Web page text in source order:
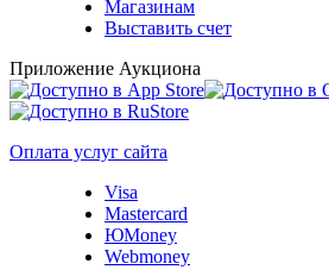
Магазинам
Выставить счет
Приложение Аукциона
Оплата услуг сайта
Visa
Mastercard
ЮMoney
Webmoney